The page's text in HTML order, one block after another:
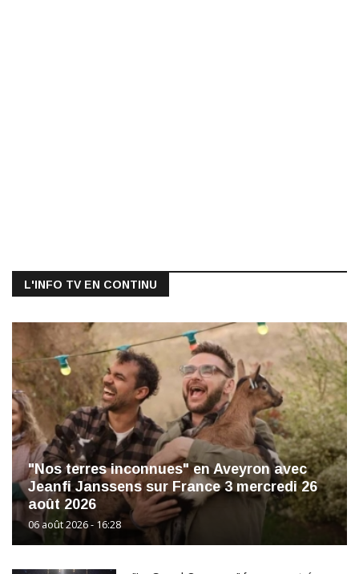
L'INFO TV EN CONTINU
"Nos terres inconnues" en Aveyron avec
Jeanfi Janssens sur France 3 mercredi 26
août 2026
06 août 2026 - 16:28